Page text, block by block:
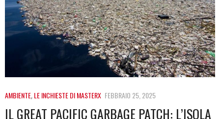
AMBIENTE,LE INCHIESTE DI MASTERX FEBBRAIO 25, 2025
IL GREAT PACIFIC GARBAGE PATCH: L’ISOLA